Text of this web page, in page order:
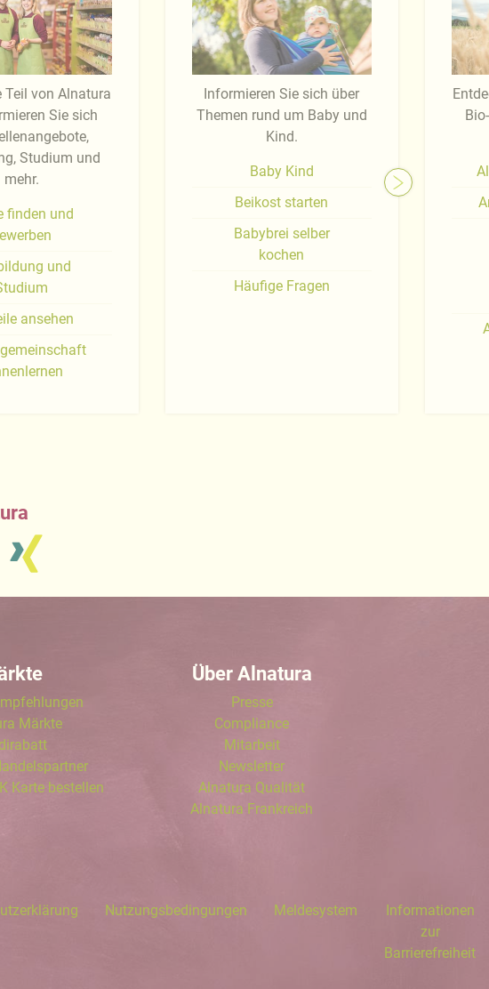
Teil von Alnatura
Sie sich
Studium und
mehr.
finden und
und
ansehen
Informieren Sie sich über
Themen rund um Baby und
Kind.
Baby Kind
Beikost starten
Babybrei selber
kochen
Häufige Fragen
Märkte
Karte bestellen
Über Alnatura
Presse
Compliance
Mitarbeit
Newsletter
Alnatura Qualität
Alnatura Frankreich
Nutzungsbedingungen Meldesystem
Informationen
zur
Barrierefreiheit